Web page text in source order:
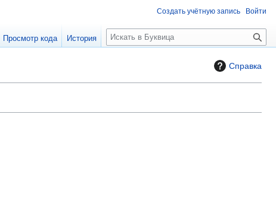
Справка
Создать учётную запись Войти
Просмотр кода История
П
о
к